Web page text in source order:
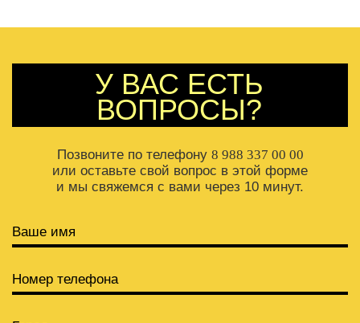
У ВАС ЕСТЬ
ВОПРОСЫ?
Позвоните по телефону 8 988 337 00 00
или оставьте свой вопрос в этой форме
и мы свяжемся с вами через 10 минут.